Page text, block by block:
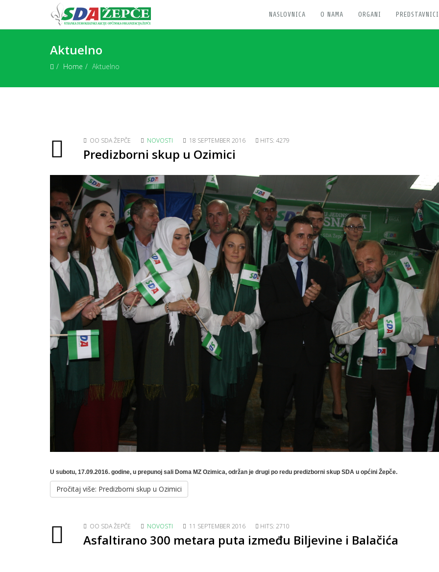
NASLOVNICA O NAMA ORGANI
Aktuelno
Home Aktuelno
OO SDA ŽEPČE NOVOSTI 18 SEPTEMBER 2016 HITS: 4279
Predizborni skup u Ozimici
U subotu, 17.09.2016. godine, u prepunoj sali Doma MZ Ozimica, održan je drugi po redu predizborni skup SDA u općini Žepče.
Pročitaj više: Predizborni skup u Ozimici
OO SDA ŽEPČE NOVOSTI 11 SEPTEMBER 2016 HITS: 2710
Asfaltirano 300 metara puta između Biljevine i Balačića